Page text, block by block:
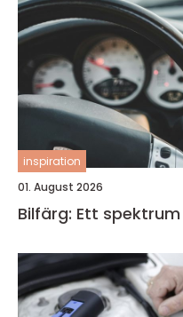
inspiration
01. August 2026
Bilfärg: Ett